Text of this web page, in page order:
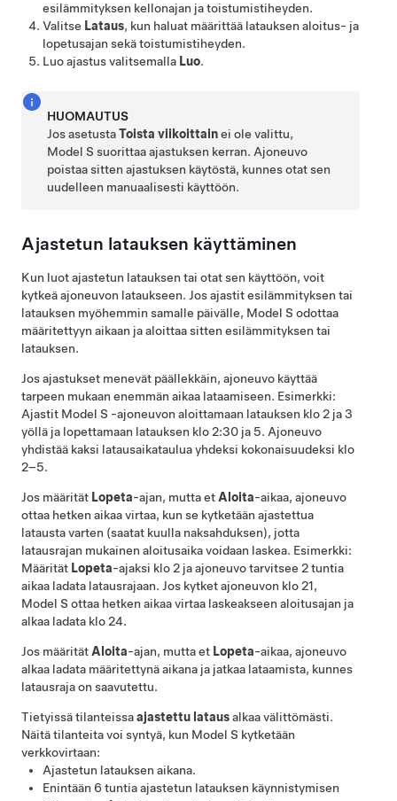
esilämmityksen kellonajan ja toistumistiheyden.
Valitse Lataus, kun haluat määrittää latauksen aloitus- ja
lopetusajan sekä toistumistiheyden.
Luo ajastus valitsemalla Luo.
HUOMAUTUS
Jos asetustaToista viikoittainei ole valittu,
Model S suorittaa ajastuksen kerran. Ajoneuvo
poistaa sitten ajastuksen käytöstä, kunnes otat sen
uudelleen manuaalisesti käyttöön.
Ajastetun latauksen käyttäminen
Kun luot ajastetun latauksen tai otat sen käyttöön, voit
kytkeä ajoneuvon lataukseen. Jos ajastit esilämmityksen tai
latauksen myöhemmin samalle päivälle, Model S odottaa
määritettyyn aikaan ja aloittaa sitten esilämmityksen tai
latauksen.
Jos ajastukset menevät päällekkäin, ajoneuvo käyttää
tarpeen mukaan enemmän aikaa lataamiseen. Esimerkki:
Ajastit Model S -ajoneuvon aloittamaan latauksen klo 2 ja 3
yöllä ja lopettamaan latauksen klo 2:30 ja 5. Ajoneuvo
yhdistää kaksi latausaikataulua yhdeksi kokonaisuudeksi klo
2–5.
Jos määrität Lopeta-ajan, mutta et Aloita-aikaa, ajoneuvo
ottaa hetken aikaa virtaa, kun se kytketään ajastettua
latausta varten (saatat kuulla naksahduksen), jotta
latausrajan mukainen aloitusaika voidaan laskea. Esimerkki:
Määrität Lopeta-ajaksi klo 2 ja ajoneuvo tarvitsee 2 tuntia
aikaa ladata latausrajaan. Jos kytket ajoneuvon klo 21,
Model S ottaa hetken aikaa virtaa laskeakseen aloitusajan ja
alkaa ladata klo 24.
Jos määrität Aloita-ajan, mutta et Lopeta-aikaa, ajoneuvo
alkaa ladata määritettynä aikana ja jatkaa lataamista, kunnes
latausraja on saavutettu.
Tietyissä tilanteissaajastettu latausalkaa välittömästi.
Näitä tilanteita voi syntyä, kun Model S kytketään
verkkovirtaan:
Ajastetun latauksen aikana.
Enintään 6 tuntia ajastetun latauksen käynnistymisen